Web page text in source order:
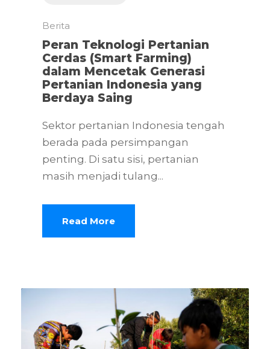
Berita
Peran Teknologi Pertanian
Cerdas (Smart Farming)
dalam Mencetak Generasi
Pertanian Indonesia yang
Berdaya Saing
Sektor pertanian Indonesia tengah
berada pada persimpangan
penting. Di satu sisi, pertanian
masih menjadi tulang...
Read More